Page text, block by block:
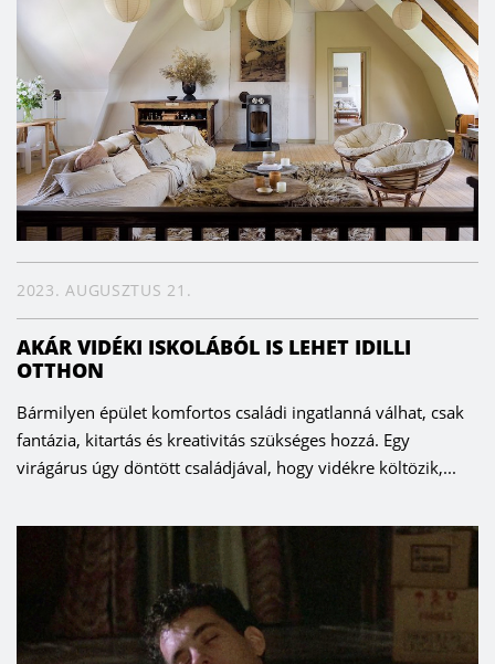
2023. AUGUSZTUS 21.
AKÁR VIDÉKI ISKOLÁBÓL IS LEHET IDILLI
OTTHON
Bármilyen épület komfortos családi ingatlanná válhat, csak
fantázia, kitartás és kreativitás szükséges hozzá. Egy
virágárus úgy döntött családjával, hogy vidékre költözik,...